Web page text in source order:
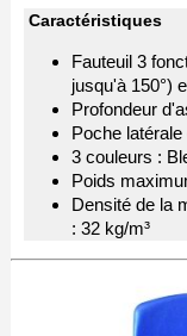
Caractéristiques
Fauteuil 3
jusqu'à 150°)
Profondeur
Poche
3 couleurs :
Poids
Densité de la
: 32 kg/m³